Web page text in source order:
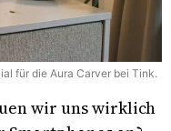
für die Aura Carver bei Tink.
wir uns wirklich